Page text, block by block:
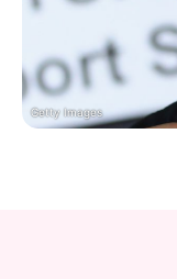
Getty Images